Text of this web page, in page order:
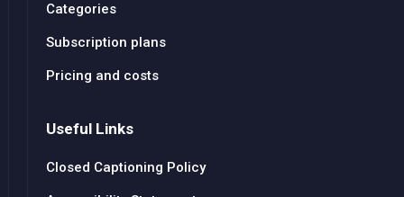
Categories
Subscription plans
Pricing and costs
Useful Links
Closed Captioning Policy